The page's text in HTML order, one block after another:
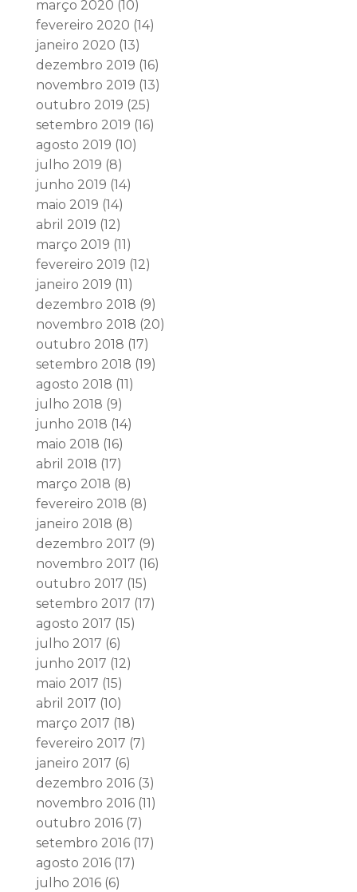
março 2020 (10)
fevereiro 2020 (14)
janeiro 2020 (13)
dezembro 2019 (16)
novembro 2019 (13)
outubro 2019 (25)
setembro 2019 (16)
agosto 2019 (10)
julho 2019 (8)
junho 2019 (14)
maio 2019 (14)
abril 2019 (12)
março 2019 (11)
fevereiro 2019 (12)
janeiro 2019 (11)
dezembro 2018 (9)
novembro 2018 (20)
outubro 2018 (17)
setembro 2018 (19)
agosto 2018 (11)
julho 2018 (9)
junho 2018 (14)
maio 2018 (16)
abril 2018 (17)
março 2018 (8)
fevereiro 2018 (8)
janeiro 2018 (8)
dezembro 2017 (9)
novembro 2017 (16)
outubro 2017 (15)
setembro 2017 (17)
agosto 2017 (15)
julho 2017 (6)
junho 2017 (12)
maio 2017 (15)
abril 2017 (10)
março 2017 (18)
fevereiro 2017 (7)
janeiro 2017 (6)
dezembro 2016(3)
novembro 2016(11)
outubro 2016(7)
setembro 2016(17)
agosto 2016(17)
julho 2016(6)